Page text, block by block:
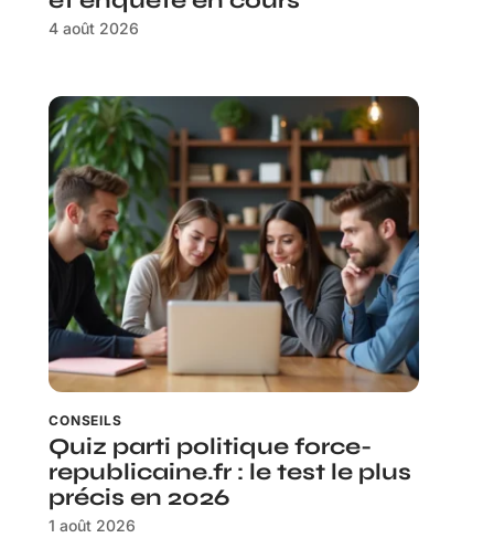
4 août 2026
CONSEILS
Quiz parti politique force-
republicaine.fr : le test le plus
précis en 2026
1 août 2026